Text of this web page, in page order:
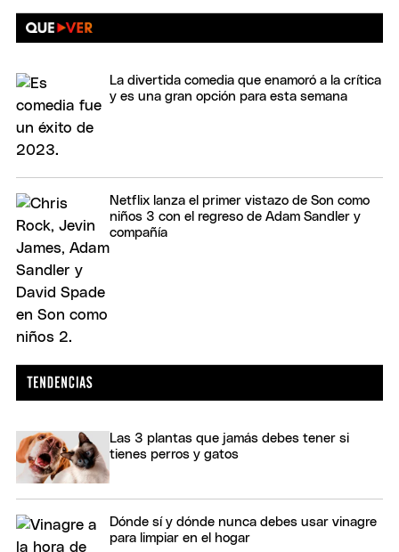
La divertida comedia que enamoró a la crítica
y es una gran opción para esta semana
Netflix lanza el primer vistazo de Son como
niños 3 con el regreso de Adam Sandler y
compañía
Las 3 plantas que jamás debes tener si
tienes perros y gatos
Dónde sí y dónde nunca debes usar vinagre
para limpiar en el hogar